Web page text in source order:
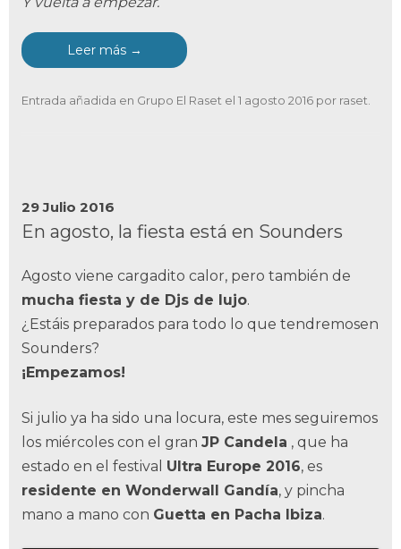
Leer más →
Entrada añadida en Grupo El Raset el 1 agosto 2016 por raset
29 Julio 2016
En agosto, la fiesta está en Sounders
Agosto viene cargadito calor, pero también de
mucha fiesta y de Djs de lujo.
¿Estáis preparados para todo lo que tendremosen
Sounders?
¡Empezamos!
Si julio ya ha sido una locura, este mes seguiremos
los miércoles con el gran JP Candela , que ha
estado en el festival Ultra Europe 2016, es
residente en Wonderwall Gandía, y pincha
mano a mano con Guetta en Pacha Ibiza.